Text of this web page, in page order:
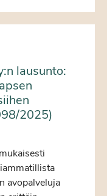
lausunto:
2025)
avopalveluja